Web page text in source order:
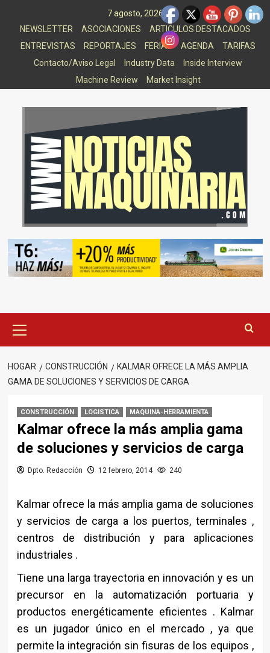
7 agosto, 2026
NEWSLETTER
ASOCIACIONES
ARTICULOS DESTACADOS
ENTREVISTAS
REPORTAJES FERIAS AGENDA
TARIFAS
Contacto/Aviso Legal
Industry Data
Inside Interview
Machine Review
Market Insight
principal
HOGAR CONSTRUCCIÓN
KALMAR OFRECE LA MÁS AMPLIA
GAMA DE SOLUCIONES Y SERVICIOS DE CARGA
CONSTRUCCIÓN LOGISTICA MAQUINA-HERRAMIENTA
Kalmar ofrece la más amplia gama
de soluciones y servicios de carga
Dpto. Redacción 12 febrero, 2014 240
Kalmar ofrece la más amplia gama de soluciones
y servicios de carga a los puertos, terminales ,
centros de distribución y para aplicaciones
industriales .
Tiene una larga trayectoria en innovación y es un
precursor en la automatización portuaria y
productos energéticamente eficientes . Kalmar
es un jugador único en el mercado , ya que
permite la integración sin fisuras de los equipos ,